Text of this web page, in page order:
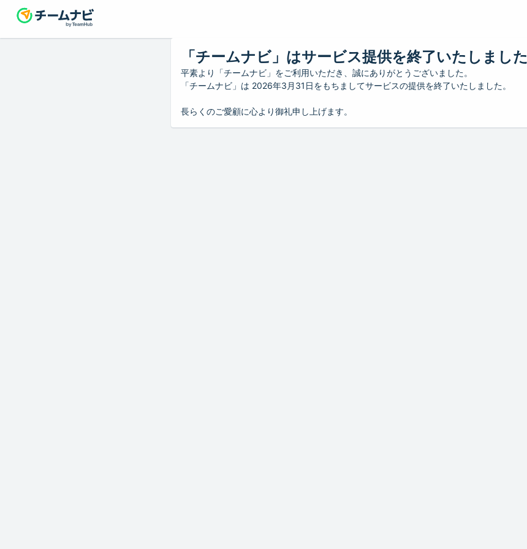
「チームナビ」はサービス提供を終了いたしました
平素より「チームナビ」をご利用いただき、誠にありがとうございました。
「チームナビ」は 2026年3月31日をもちましてサービスの提供を終了いたしました。
長らくのご愛顧に心より御礼申し上げます。